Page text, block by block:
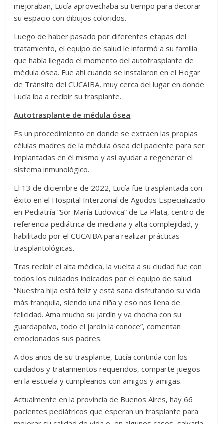
mejoraban, Lucía aprovechaba su tiempo para decorar
su espacio con dibujos coloridos.
Luego de haber pasado por diferentes etapas del
tratamiento, el equipo de salud le informó a su familia
que había llegado el momento del autotrasplante de
médula ósea. Fue ahí cuando se instalaron en el Hogar
de Tránsito del CUCAIBA, muy cerca del lugar en donde
Lucía iba a recibir su trasplante.
Autotrasplante de médula ósea
Es un procedimiento en donde se extraen las propias
células madres de la médula ósea del paciente para ser
implantadas en él mismo y así ayudar a regenerar el
sistema inmunológico.
El 13 de diciembre de 2022, Lucía fue trasplantada con
éxito en el Hospital Interzonal de Agudos Especializado
en Pediatría “Sor María Ludovica” de La Plata, centro de
referencia pediátrica de mediana y alta complejidad, y
habilitado por el CUCAIBA para realizar prácticas
trasplantológicas.
Tras recibir el alta médica, la vuelta a su ciudad fue con
todos los cuidados indicados por el equipo de salud.
“Nuestra hija está feliz y está sana disfrutando su vida
más tranquila, siendo una niña y eso nos llena de
felicidad. Ama mucho su jardín y va chocha con su
guardapolvo, todo el jardín la conoce”, comentan
emocionados sus padres.
A dos años de su trasplante, Lucía continúa con los
cuidados y tratamientos requeridos, comparte juegos
en la escuela y cumpleaños con amigos y amigas.
Actualmente en la provincia de Buenos Aires, hay 66
pacientes pediátricos que esperan un trasplante para